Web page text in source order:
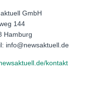
GmbH
144
Hamburg
info@newsaktuell.de
kontakt